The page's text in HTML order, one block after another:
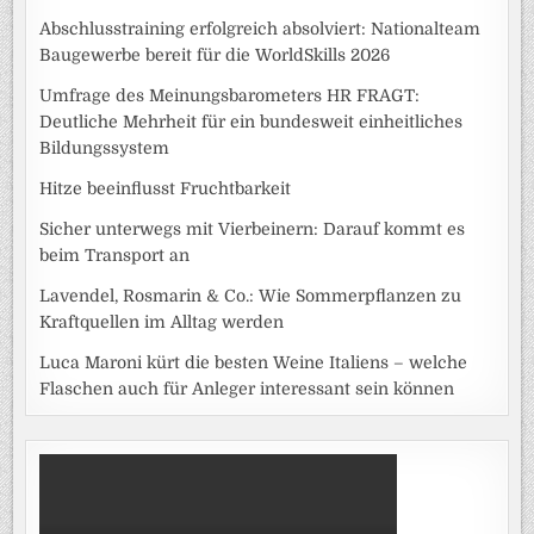
Abschlusstraining erfolgreich absolviert: Nationalteam
Baugewerbe bereit für die WorldSkills 2026
Umfrage des Meinungsbarometers HR FRAGT:
Deutliche Mehrheit für ein bundesweit einheitliches
Bildungssystem
Hitze beeinflusst Fruchtbarkeit
Sicher unterwegs mit Vierbeinern: Darauf kommt es
beim Transport an
Lavendel, Rosmarin & Co.: Wie Sommerpflanzen zu
Kraftquellen im Alltag werden
Luca Maroni kürt die besten Weine Italiens – welche
Flaschen auch für Anleger interessant sein können